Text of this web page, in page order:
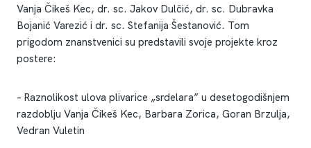
Vanja Čikeš Kec, dr. sc. Jakov Dulčić, dr. sc. Dubravka
Bojanić Varezić i dr. sc. Stefanija Šestanović. Tom
prigodom znanstvenici su predstavili svoje projekte kroz
postere:
– Raznolikost ulova plivarice „srdelara” u desetogodišnjem
razdoblju Vanja Čikeš Kec, Barbara Zorica, Goran Brzulja,
Vedran Vuletin